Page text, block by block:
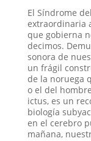
El Síndrome
extraordinaria
que gobierna
decimos.
sonora de
un frágil
de la noruega
o el del
ictus, es un
biología
en el cerebro
mañana,